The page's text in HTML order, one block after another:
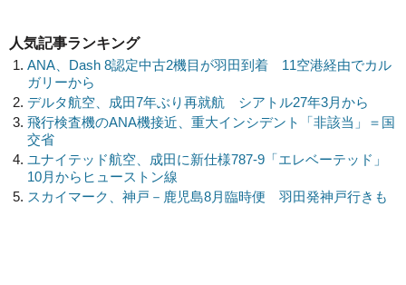
人気記事ランキング
ANA、Dash 8認定中古2機目が羽田到着 11空港経由でカル
ガリーから
デルタ航空、成田7年ぶり再就航 シアトル27年3月から
飛行検査機のANA機接近、重大インシデント「非該当」＝国
交省
ユナイテッド航空、成田に新仕様787-9「エレベーテッド」
10月からヒューストン線
スカイマーク、神戸－鹿児島8月臨時便 羽田発神戸行きも